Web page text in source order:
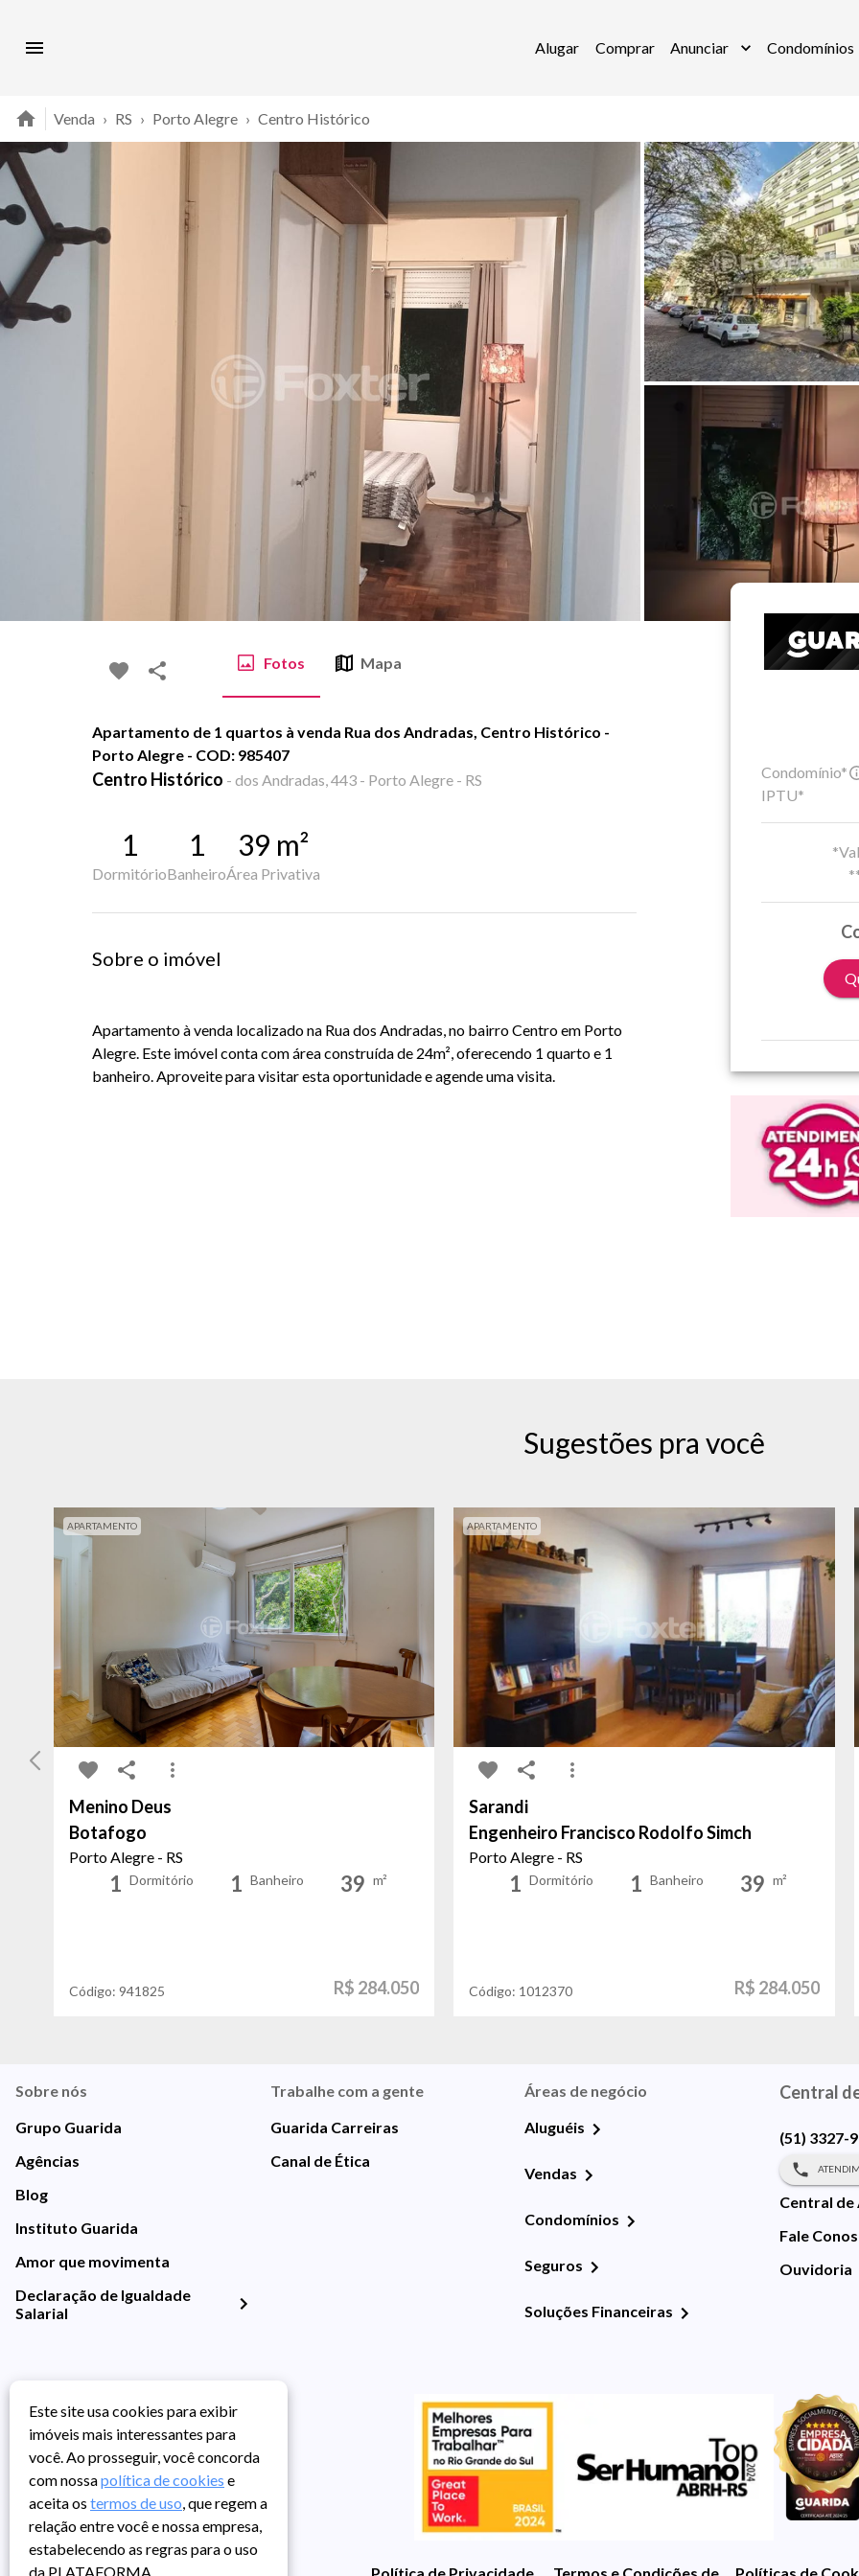
Alugar Comprar Anunciar Condomínios
Venda › RS › Porto Alegre › Centro Histórico
Fotos Mapa
Apartamento de 1 quartos à venda Rua dos Andradas, Centro Histórico -
Porto Alegre - COD: 985407
Centro Histórico - dos Andradas, 443 - Porto Alegre - RS
1
Dormitório
1
Banheiro
39 m²
Área Privativa
Sobre o imóvel
Apartamento à venda localizado na Rua dos Andradas, no bairro Centro em Porto
Alegre. Este imóvel conta com área construída de 24m², oferecendo 1 quarto e 1
banheiro. Aproveite para visitar esta oportunidade e agende uma visita.
Condomínio*
IPTU*
Sugestões pra você
APARTAMENTO
Menino Deus
Botafogo
Porto Alegre - RS
1 Dormitório 1 Banheiro 39 m²
Código: 941825 R$ 284.050
APARTAMENTO
Sarandi
Engenheiro Francisco Rodolfo Simch
Porto Alegre - RS
1 Dormitório 1 Banheiro 39 m²
Código: 1012370 R$ 284.050
Sobre nós
Grupo Guarida
Agências
Blog
Instituto Guarida
Amor que movimenta
Declaração de Igualdade
Salarial
Trabalhe com a gente
Guarida Carreiras
Canal de Ética
Áreas de negócio
Aluguéis
Vendas
Condomínios
Seguros
Soluções Financeiras
Central
(51) 3327-
Central de
Fale
Ouvidoria
Política de Privacidade Termos e Condições de UsoPolíticas de
Este site usa cookies para exibir
imóveis mais interessantes para
você. Ao prosseguir, você concorda
com nossapolítica de cookies e
aceita os termos de uso, que regem a
relação entre você e nossa empresa,
estabelecendo as regras para o uso
da PLATAFORMA.